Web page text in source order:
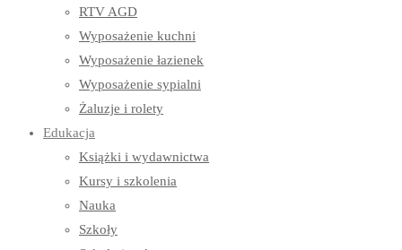
RTV AGD
Wyposażenie kuchni
Wyposażenie łazienek
Wyposażenie sypialni
Żaluzje i rolety
Edukacja
Książki i wydawnictwa
Kursy i szkolenia
Nauka
Szkoły